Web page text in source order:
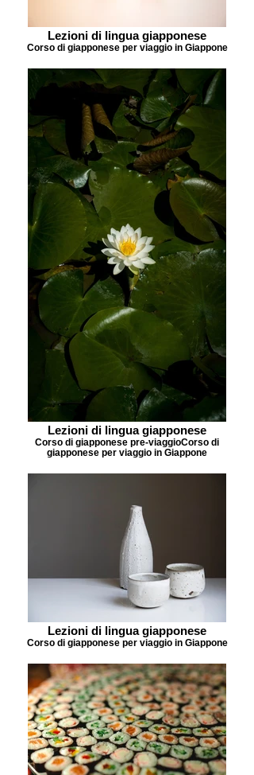
Lezioni di lingua giapponese
Corso di giapponese per viaggio in Giappone
Lezioni di lingua giapponese
Corso di giapponese pre-viaggioCorso di
giapponese per viaggio in Giappone
Lezioni di lingua giapponese
Corso di giapponese per viaggio in Giappone